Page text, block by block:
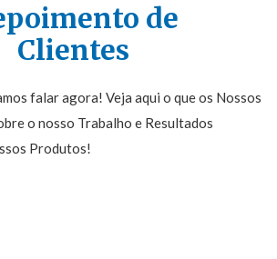
de
Clientes
falar agora! Veja aqui o que os Nossos
o nosso Trabalho e Resultados
Produtos!